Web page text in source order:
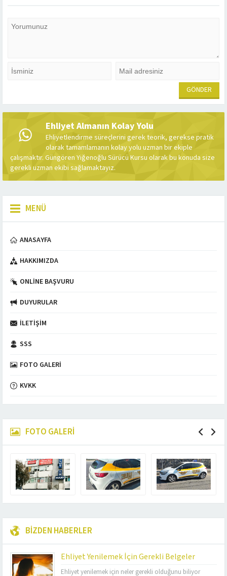
Ehliyet Almanın Kolay Yolu
Ehliyetlendirme süreçlerini gerek teorik, gerekse pratik
olarak tamamlamanın kolay yolu uzman bir ekiple
çalışmaktır. Güngören Yiğenoğlu Sürücü Kursu olarak bu konuda size
gerekli uzman ekibi sağlamaktayız.
MENÜ
ANASAYFA
HAKKIMIZDA
ONLINE BAŞVURU
DUYURULAR
İLETIŞIM
SSS
FOTO GALERI
KVKK
FOTO GALERİ
BİZDEN HABERLER
Ehliyet Yenilemek İçin Gerekli Belgeler
Ehliyet yenilemek için neler gerekli olduğunu biliyor